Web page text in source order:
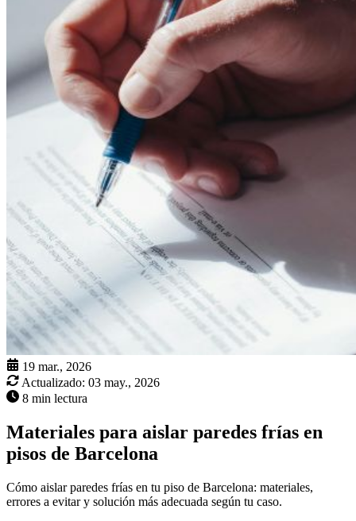
19 mar., 2026
Actualizado: 03 may., 2026
8 min lectura
Materiales para aislar paredes frías en
pisos de Barcelona
Cómo aislar paredes frías en tu piso de Barcelona: materiales,
errores a evitar y solución más adecuada según tu caso.